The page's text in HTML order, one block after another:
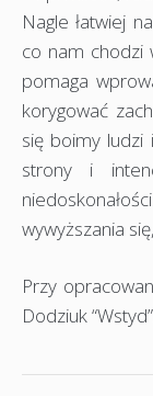
Nagle łatwiej
co nam chodzi
pomaga
korygować
się boimy ludzi
strony i
wywyższania
Przy
Dodziuk